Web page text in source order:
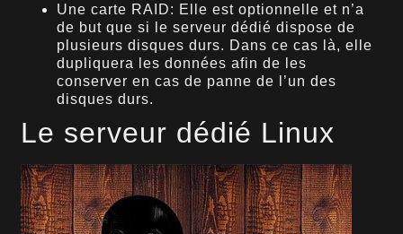
Une carte RAID: Elle est optionnelle et n’a
de but que si le serveur dédié dispose de
plusieurs disques durs. Dans ce cas là, elle
dupliquera les données afin de les
conserver en cas de panne de l’un des
disques durs.
Le serveur dédié Linux